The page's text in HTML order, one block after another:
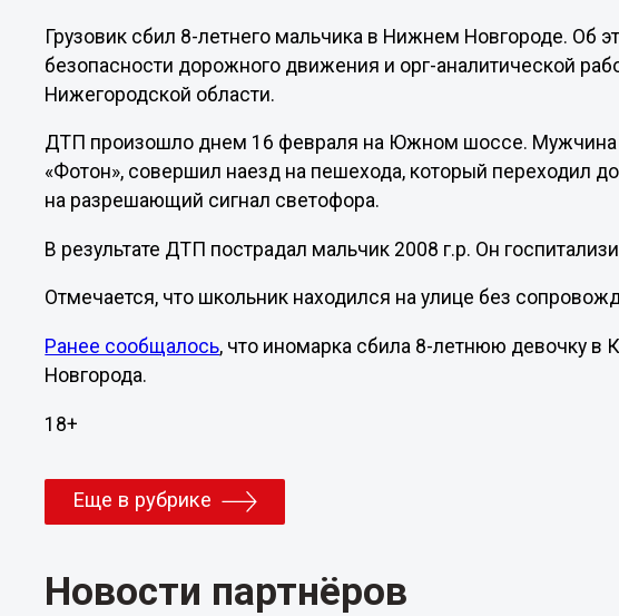
Грузовик сбил 8-летнего мальчика в Нижнем Новгороде. Об
безопасности дорожного движения и орг-аналитической
Нижегородской области.
ДТП произошло днем 16 февраля на Южном шоссе. Мужчина
«Фотон», совершил наезд на пешехода, который переходил
на разрешающий сигнал светофора.
В результате ДТП пострадал мальчик 2008 г.р. Он
Отмечается, что школьник находился на улице без
Ранее сообщалось, что иномарка сбила 8-летнюю девочку в
Новгорода.
18+
Еще в рубрике
Новости партнёров